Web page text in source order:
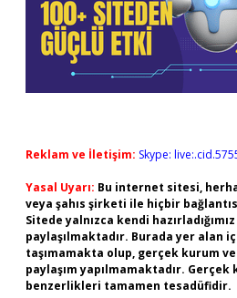
Reklam ve İletişim: Skype:
Yasal Uyarı: Bu internet sitesi,
veya şahıs şirketi ile hiçbir
Sitede yalnızca kendi
paylaşılmaktadır. Burada yer alan
taşımamakta olup, gerçek kurum
paylaşım yapılmamaktadır.
benzerlikleri tamamen tesadüfidir.